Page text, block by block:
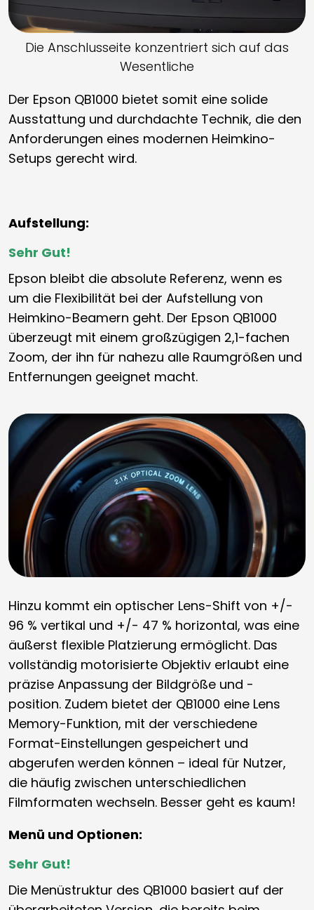
Die Anschlusseite konzentriert sich auf das
Wesentliche
Der Epson QB1000 bietet somit eine solide
Ausstattung und durchdachte Technik, die den
Anforderungen eines modernen Heimkino-
Setups gerecht wird.
Aufstellung:
Sehr Gut!
Epson bleibt die absolute Referenz, wenn es
um die Flexibilität bei der Aufstellung von
Heimkino-Beamern geht. Der Epson QB1000
überzeugt mit einem großzügigen 2,1-fachen
Zoom, der ihn für nahezu alle Raumgrößen und
Entfernungen geeignet macht.
Hinzu kommt ein optischer Lens-Shift von +/-
96 % vertikal und +/- 47 % horizontal, was eine
äußerst flexible Platzierung ermöglicht. Das
vollständig motorisierte Objektiv erlaubt eine
präzise Anpassung der Bildgröße und -
position. Zudem bietet der QB1000 eine Lens
Memory-Funktion, mit der verschiedene
Format-Einstellungen gespeichert und
abgerufen werden können – ideal für Nutzer,
die häufig zwischen unterschiedlichen
Filmformaten wechseln. Besser geht es kaum!
Menü und Optionen:
Sehr Gut!
Die Menüstruktur des QB1000 basiert auf der